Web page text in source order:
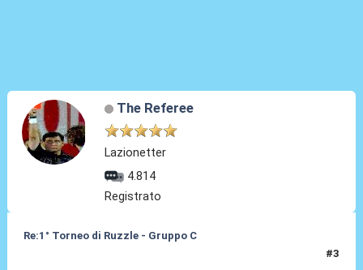
The Referee
Lazionetter
4.814
Registrato
Re:1° Torneo di Ruzzle - Gruppo C
#3